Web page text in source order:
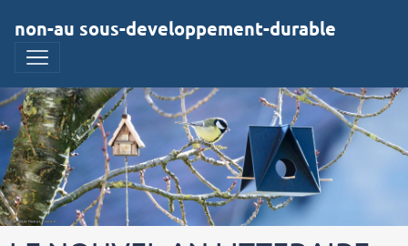
non-au sous-developpement-durable